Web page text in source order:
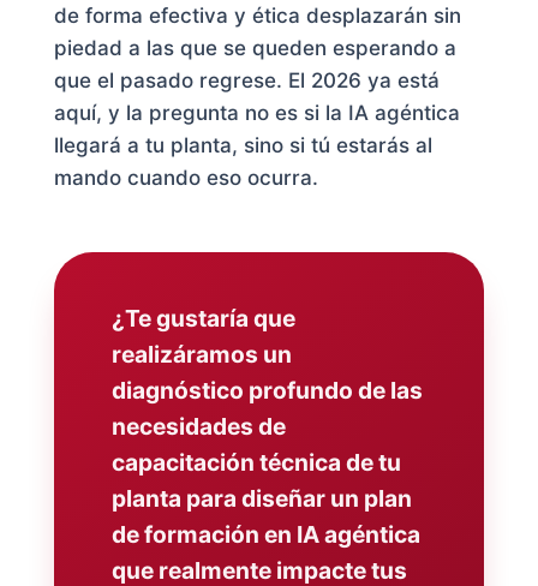
de forma efectiva y ética desplazarán sin
piedad a las que se queden esperando a
que el pasado regrese. El 2026 ya está
aquí, y la pregunta no es si la IA agéntica
llegará a tu planta, sino si tú estarás al
mando cuando eso ocurra.
¿Te gustaría que
realizáramos un
diagnóstico profundo de las
necesidades de
capacitación técnica de tu
planta para diseñar un plan
de formación en IA agéntica
que realmente impacte tus